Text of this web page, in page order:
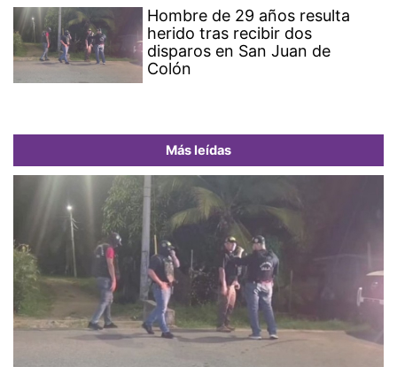
Hombre de 29 años resulta
herido tras recibir dos
disparos en San Juan de
Colón
Más leídas